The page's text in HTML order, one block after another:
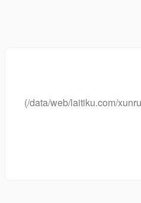
(/data/web/laitiku.com/